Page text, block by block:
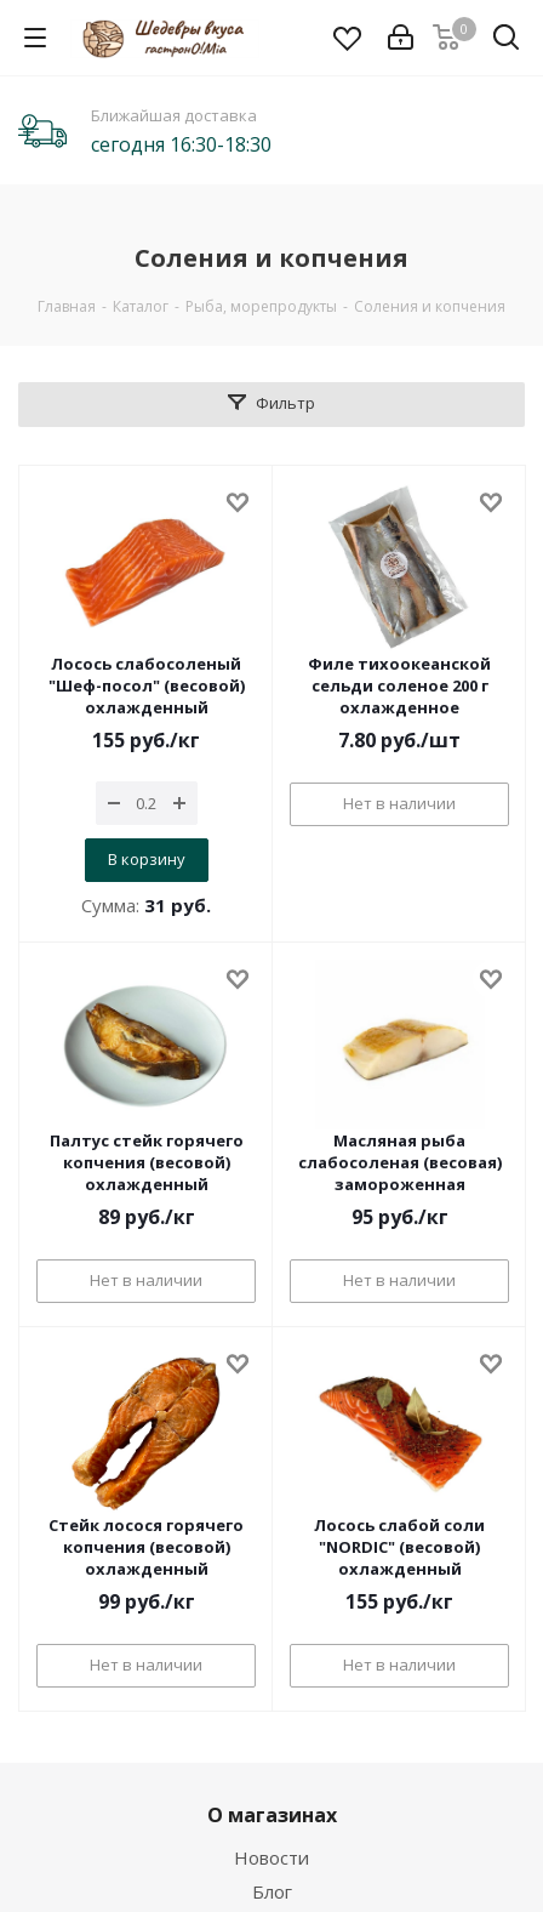
0
Ближайшая доставка
сегодня 16:30-18:30
Соления и копчения
Главная - Каталог - Рыба, морепродукты - Соления и копчения
Фильтр
Лосось слабосоленый
"Шеф-посол" (весовой)
охлажденный
155 руб./кг
В корзину
Сумма: 31 руб.
Филе тихоокеанской
сельди соленое 200 г
охлажденное
7.80 руб./шт
Нет в наличии
Палтус стейк горячего
копчения (весовой)
охлажденный
89руб./кг
Нет в наличии
Масляная рыба
слабосоленая (весовая)
замороженная
95руб./кг
Нет в наличии
Стейк лосося горячего
копчения (весовой)
охлажденный
99руб./кг
Нет в наличии
Лосось слабой соли
"NORDIC" (весовой)
охлажденный
155 руб./кг
Нет в наличии
О магазинах
Новости
Блог